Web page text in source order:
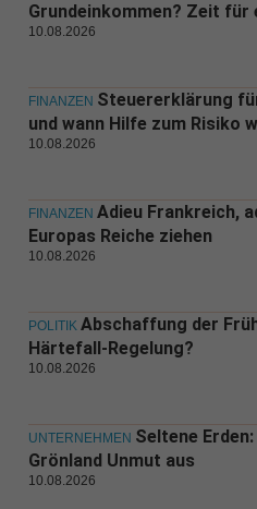
Grundeinkommen? Zeit für
10.08.2026
FINANZEN Steuererklärung
und wann Hilfe zum Risiko
10.08.2026
FINANZEN Adieu Frankreich,
Europas Reiche ziehen
10.08.2026
POLITIK Abschaffung der
Härtefall-Regelung?
10.08.2026
UNTERNEHMEN Seltene
Grönland Unmut aus
10.08.2026